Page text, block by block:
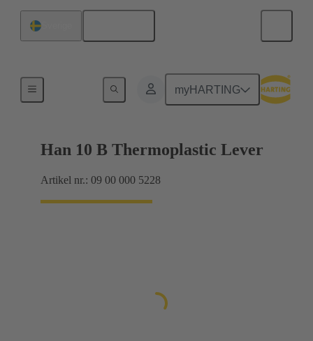
myHARTING
Låsningssystem
Han 10 B Thermoplastic Lever
Artikel nr.: 09 00 000 5228